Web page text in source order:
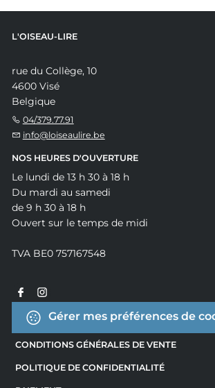
L'OISEAU-LIRE
rue du Collège, 10
4600 Visé
Belgique
04/379.77.91
info@loiseaulire.be
NOS HEURES D'OUVERTURE
Le lundi de 13 h 30 à 18 h
Du mardi au samedi
de 9 h 30 à 18 h
Ouvert sur le temps de midi
TVA BE0 757167548
Gérer mes préférences de
CONDITIONS GÉNÉRALES DE VENTE
POLITIQUE DE CONFIDENTIALITÉ